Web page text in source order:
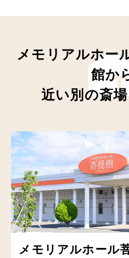
メモリアルホー
館か
近い別の斎
メモリアルホール